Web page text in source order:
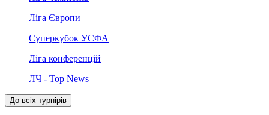
Ліга Європи
Суперкубок УЄФА
Ліга конференцій
ЛЧ - Top News
До всіх турнірів